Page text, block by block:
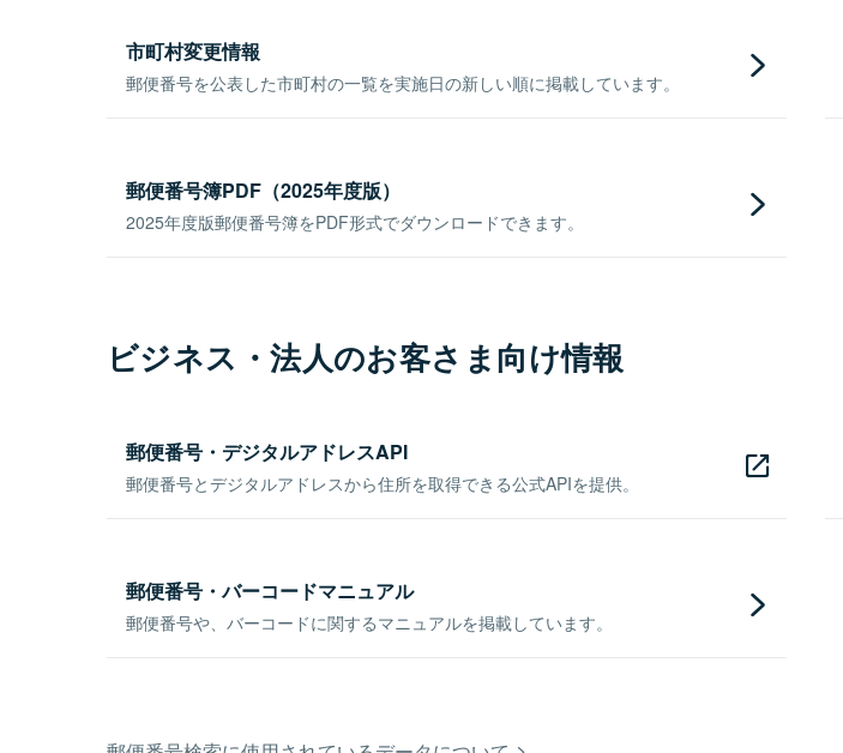
市町村変更情報
郵便番号を公表した市町村の一覧を実施日の新しい順に掲載しています。
郵便番号簿PDF（2025年度版）
2025年度版郵便番号簿をPDF形式でダウンロードできます。
ビジネス・法人のお客さま向け情報
郵便番号・デジタルアドレスAPI
郵便番号とデジタルアドレスから住所を取得できる公式APIを提供。
郵便番号・バーコードマニュアル
郵便番号や、バーコードに関するマニュアルを掲載しています。